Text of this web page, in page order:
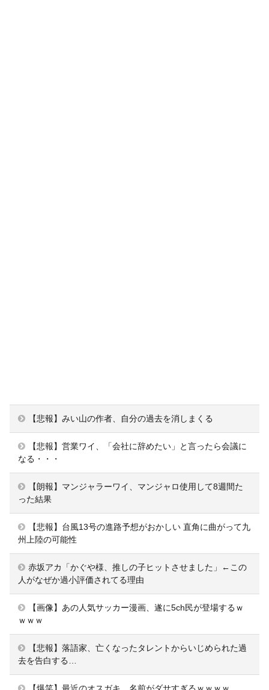
【悲報】みい山の作者、自分の過去を消しまくる
【悲報】営業ワイ、「会社に辞めたい」と言ったら会議に
なる・・・
【朗報】マンジャラーワイ、マンジャロ使用して8週間た
った結果
【悲報】台風13号の進路予想がおかしい 直角に曲がって九
州上陸の可能性
赤坂アカ「かぐや様、推しの子ヒットさせました」←この
人がなぜか過小評価されてる理由
【画像】あの人気サッカー漫画、遂に5ch民が登場するｗ
ｗｗｗ
【悲報】落語家、亡くなったタレントからいじめられた過
去を告白する…